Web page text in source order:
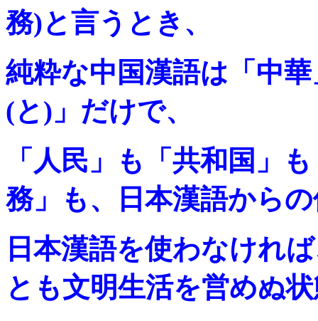
務)と言うとき、
純粋な中国漢語は「中
(と)」だけで、
「人民」も「共和国」
務」も、日本漢語から
日本漢語を使わなけれ
とも文明生活を営めぬ